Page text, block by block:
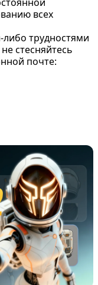
всех
либо трудностями
стесняйтесь
почте: